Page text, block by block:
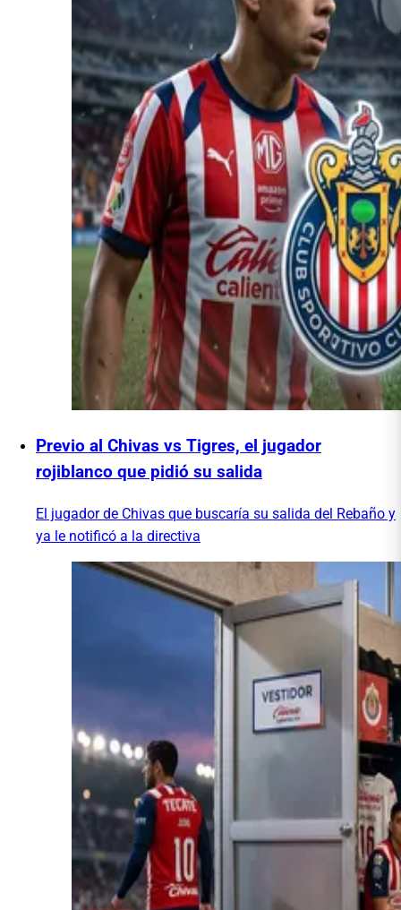
Previo al Chivas vs Tigres, el jugador
rojiblanco que pidió su salida
El jugador de Chivas que buscaría su salida del Rebaño y
ya le notificó a la directiva